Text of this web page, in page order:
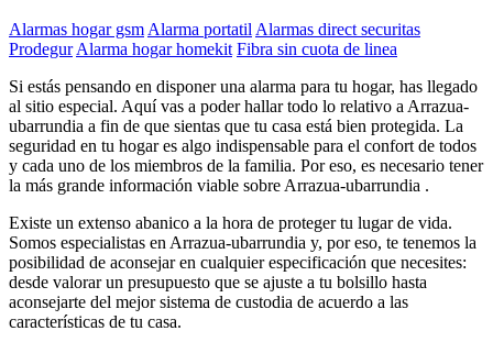
Alarmas hogar gsm Alarma portatil Alarmas direct securitas
Prodegur Alarma hogar homekit Fibra sin cuota de linea
Si estás pensando en disponer una alarma para tu hogar, has llegado
al sitio especial. Aquí vas a poder hallar todo lo relativo a Arrazua-
ubarrundia a fin de que sientas que tu casa está bien protegida. La
seguridad en tu hogar es algo indispensable para el confort de todos
y cada uno de los miembros de la familia. Por eso, es necesario tener
la más grande información viable sobre Arrazua-ubarrundia .
Existe un extenso abanico a la hora de proteger tu lugar de vida.
Somos especialistas en Arrazua-ubarrundia y, por eso, te tenemos la
posibilidad de aconsejar en cualquier especificación que necesites:
desde valorar un presupuesto que se ajuste a tu bolsillo hasta
aconsejarte del mejor sistema de custodia de acuerdo a las
características de tu casa.